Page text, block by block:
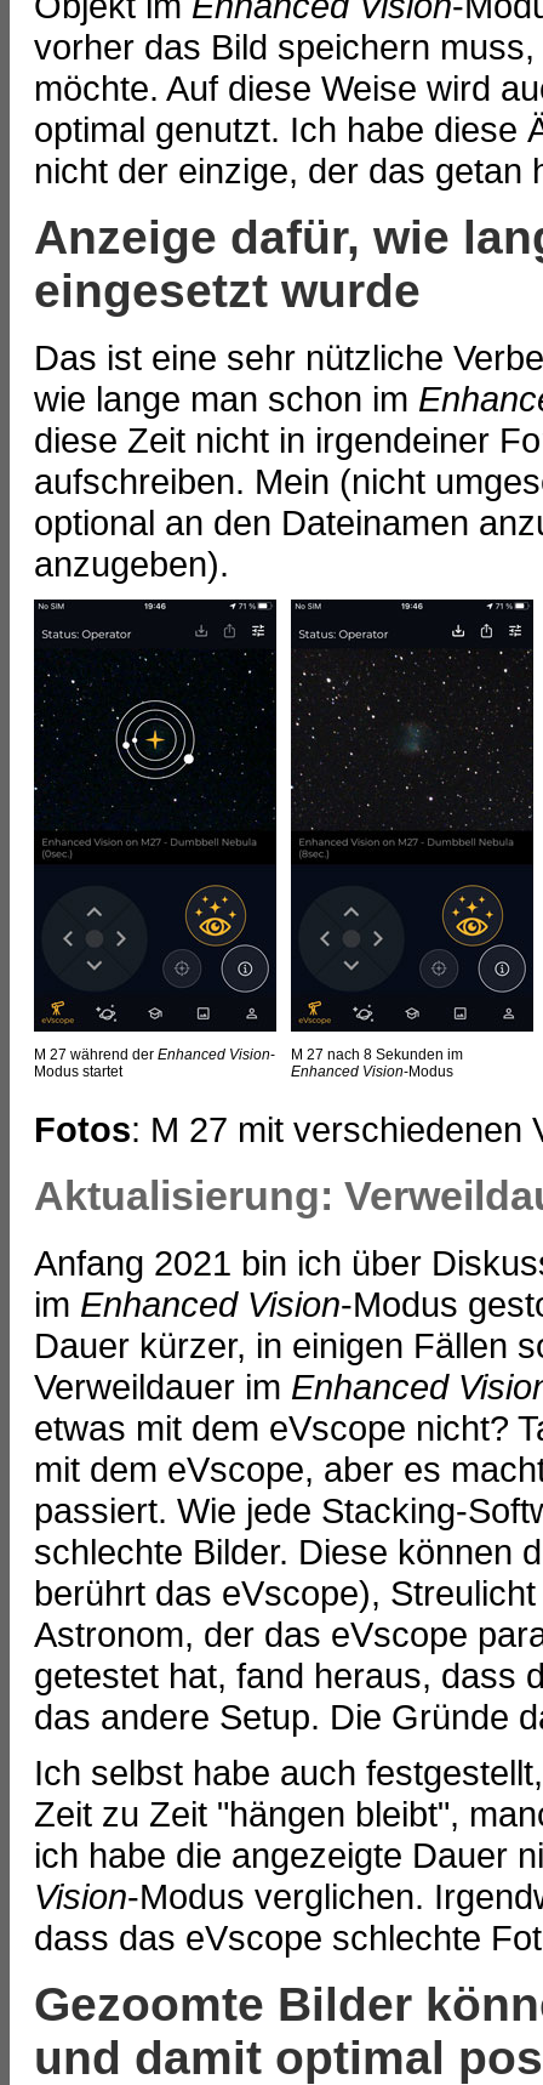
vorher das Bild speichern
möchte. Auf diese Weise wird
optimal genutzt. Ich habe diese
nicht der einzige, der das getan
Anzeige dafür, wie
eingesetzt wurde
Das ist eine sehr nützliche
wie lange man schon im
diese Zeit nicht in irgendeiner
aufschreiben. Mein (nicht
optional an den Dateinamen
anzugeben).
M 27 während der Enhanced Vision-
Modus startet
M 27 nach 8 Sekunden im
Enhanced Vision-Modus
Fotos: M 27 mit verschiedenen
Aktualisierung:
Anfang 2021 bin ich über
im Enhanced Vision-Modus
Dauer kürzer, in einigen Fällen
Verweildauer im Enhanced
etwas mit dem eVscope nicht?
mit dem eVscope, aber es
passiert. Wie jede Stacking-
schlechte Bilder. Diese können
berührt das eVscope),
Astronom, der das eVscope
getestet hat, fand heraus, dass
das andere Setup. Die Gründe
Ich selbst habe auch
Zeit zu Zeit "hängen bleibt",
ich habe die angezeigte Dauer
Vision-Modus verglichen.
dass das eVscope schlechte
Gezoomte Bilder
und damit optimal